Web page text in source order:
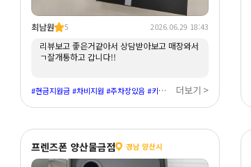
최남원 5 2026.06.29 18:43
리뷰보고 좋은거같아서 상담받아보고 매장와서
ㄱ잘개통하고 갑니다!!
#현금지원금 #차비지원 #주차장있음 #키즈폰 #사전예약 #갤럭시 #아이폰 #친절성지 #혜택좋음 더보기 >
프렌즈폰 양산물금점 경남 양산시